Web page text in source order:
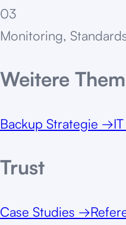
03
Monitoring,
Weitere
Backup Strategie →
Trust
Case Studies →